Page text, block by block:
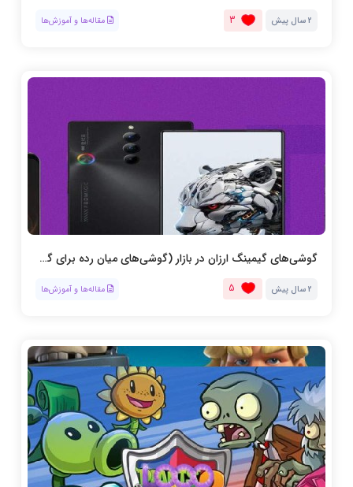
2 سال پیش 3 مقاله‌ها و آموزش‌ها
گوشی‌های گیمینگ ارزان در بازار (گوشی‌های میان رده برای گیمینگ)
2 سال پیش 5 مقاله‌ها و آموزش‌ها